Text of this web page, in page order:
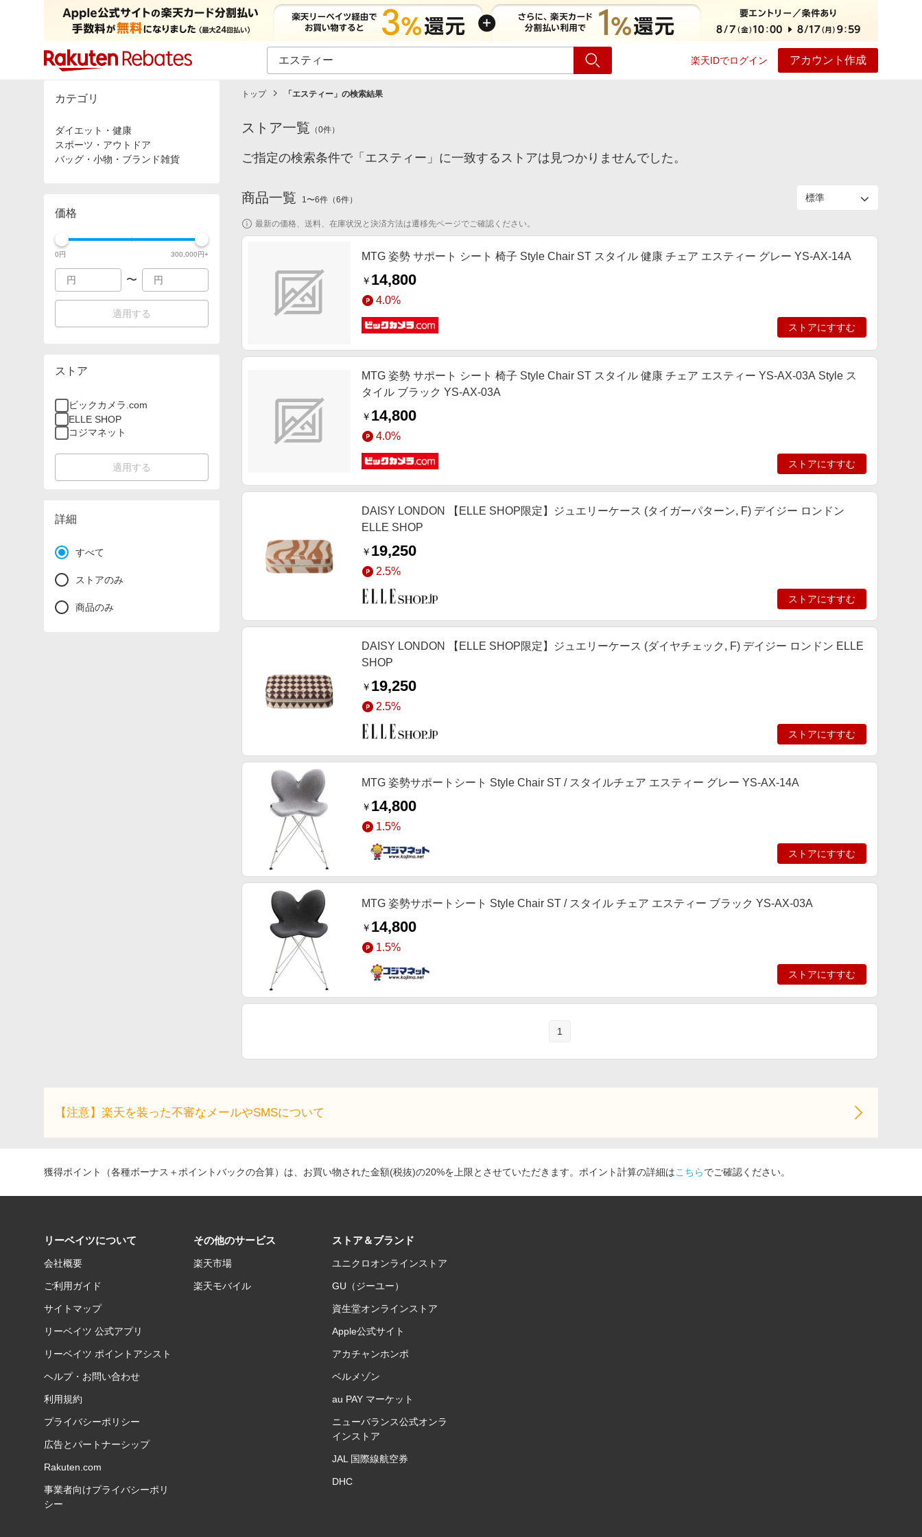
楽天IDでログイン アカウント作成
カテゴリー一覧 イベント一覧 ショッピング
カテゴリ
ダイエット・健康
スポーツ・アウトドア
バッグ・小物・ブランド雑貨
価格
0円 300,000円+
〜
適用する
ストア
ビックカメラ.com
ELLE SHOP
コジマネット
適用する
詳細
すべて
ストアのみ
商品のみ
トップ 「 エスティー 」の検索結果
ストア一覧 （0件）
ご指定の検索条件で「エスティー」に一致するストアは見つかりませんでした。
商品一覧 1〜6件 （6件）
最新の価格、送料、在庫状況と決済方法は遷移先ページでご確認ください。
MTG 姿勢 サポート シート 椅子 Style Chair ST スタイル 健康 チェア エスティー グレー YS-AX-14A
￥ 14,800
4.0%
ストアにすすむ
MTG 姿勢 サポート シート 椅子 Style Chair ST スタイル 健康 チェア エスティー YS-AX-03A Style ス
タイル ブラック YS-AX-03A
￥ 14,800
4.0%
ストアにすすむ
DAISY LONDON 【ELLE SHOP限定】ジュエリーケース (タイガーパターン, F) デイジー ロンドン
ELLE SHOP
￥ 19,250
2.5%
ストアにすすむ
DAISY LONDON 【ELLE SHOP限定】ジュエリーケース (ダイヤチェック, F) デイジー ロンドン ELLE
SHOP
￥ 19,250
2.5%
ストアにすすむ
MTG 姿勢サポートシート Style Chair ST / スタイルチェア エスティー グレー YS-AX-14A
￥ 14,800
1.5%
ストアにすすむ
MTG 姿勢サポートシート Style Chair ST / スタイル チェア エスティー ブラック YS-AX-03A
￥ 14,800
1.5%
ストアにすすむ
1
【注意】楽天を装った不審なメールやSMSについて
獲得ポイント（各種ボーナス＋ポイントバックの合算）は、お買い物された金額(税抜)の20%を上限とさせていただきます。ポイント計算の詳細はこちらでご確認ください。
リーベイツについて
会社概要
ご利用ガイド
サイトマップ
リーベイツ 公式アプリ
リーベイツ ポイントアシスト
ヘルプ・お問い合わせ
利用規約
プライバシーポリシー
広告とパートナーシップ
Rakuten.com
事業者向けプライバシーポリ
シー
その他のサービス
楽天市場
楽天モバイル
ストア＆ブランド
ユニクロオンラインストア
GU（ジーユー）
資生堂オンラインストア
Apple公式サイト
アカチャンホンポ
ベルメゾン
au PAY マーケット
ニューバランス公式オンラ
インストア
JAL 国際線航空券
DHC